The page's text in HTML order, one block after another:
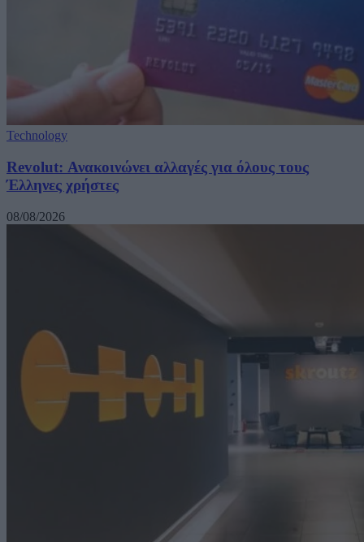
Technology
Revolut: Ανακοινώνει αλλαγές για όλους τους
Έλληνες χρήστες
08/08/2026